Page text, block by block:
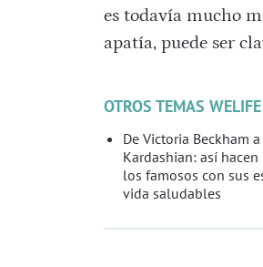
es todavía mucho
apatía, puede ser
OTROS TEMAS WELIFE
De Victoria Beckham
Kardashian: así
los famosos con sus
vida saludables